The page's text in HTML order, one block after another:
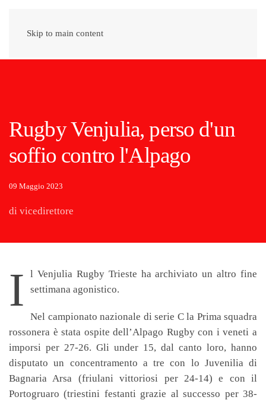
Skip to main content
Rugby Venjulia, perso d'un
soffio contro l'Alpago
09 Maggio 2023
di vicedirettore
I
l Venjulia Rugby Trieste ha archiviato un altro fine
settimana agonistico.
Nel campionato nazionale di serie C la Prima squadra
rossonera è stata ospite dell’Alpago Rugby con i veneti a
imporsi per 27-26. Gli under 15, dal canto loro, hanno
disputato un concentramento a tre con lo Juvenilia di
Bagnaria Arsa (friulani vittoriosi per 24-14) e con il
Portogruaro (triestini festanti grazie al successo per 38-